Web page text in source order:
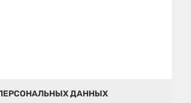
ДАННЫХ